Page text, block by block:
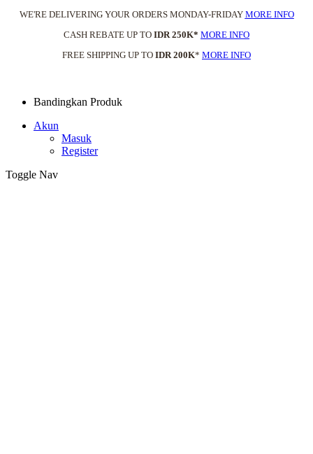
WE'RE DELIVERING YOUR ORDERS MONDAY-FRIDAY MORE INFO
CASH REBATE UP TO IDR 250K* MORE INFO
FREE SHIPPING UP TO IDR 200K* MORE INFO
Bandingkan Produk
Akun
Masuk
Register
Toggle Nav